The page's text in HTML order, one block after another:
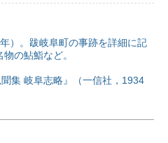
）。跋岐阜町の事跡を詳細に記
の鮎鮨など。
集 岐阜志略』（一信社，1934